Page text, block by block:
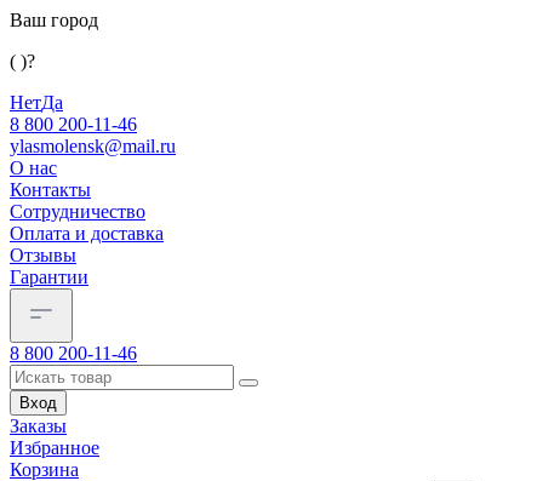
Ваш город
( )?
НетДа
8 800 200-11-46
ylasmolensk@mail.ru
О нас
Контакты
Сотрудничество
Оплата и доставка
Отзывы
Гарантии
8 800 200-11-46
Вход
Заказы
Избранное
Корзина